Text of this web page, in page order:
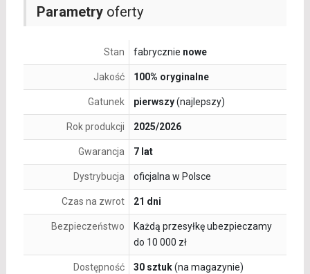
Parametryoferty
Stan fabrycznie nowe
Jakość 100% oryginalne
Gatunek pierwszy(najlepszy)
Rok produkcji 2025/2026
Gwarancja 7 lat
Dystrybucja oficjalna w Polsce
Czas na zwrot 21 dni
Bezpieczeństwo
Każdą przesyłkę ubezpieczamy
do 10 000 zł
Dostępność 30 sztuk(na magazynie)